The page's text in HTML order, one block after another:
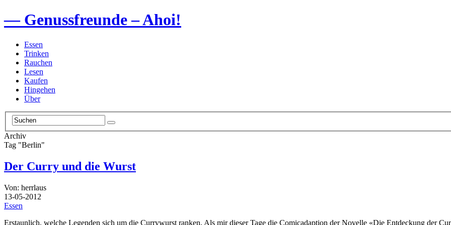
— Genussfreunde – Ahoi!
Essen
Trinken
Rauchen
Lesen
Kaufen
Hingehen
Über
Archiv
Tag "Berlin"
Der Curry und die Wurst
Von: herrlaus
13-05-2012
Essen
Erstaunlich, welche Legenden sich um die Currywurst ranken. Als mir dieser Tage die Comicadaption der Novelle «Die Entdeckung der